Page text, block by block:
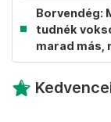
Borvendég:
tudnék
marad más,